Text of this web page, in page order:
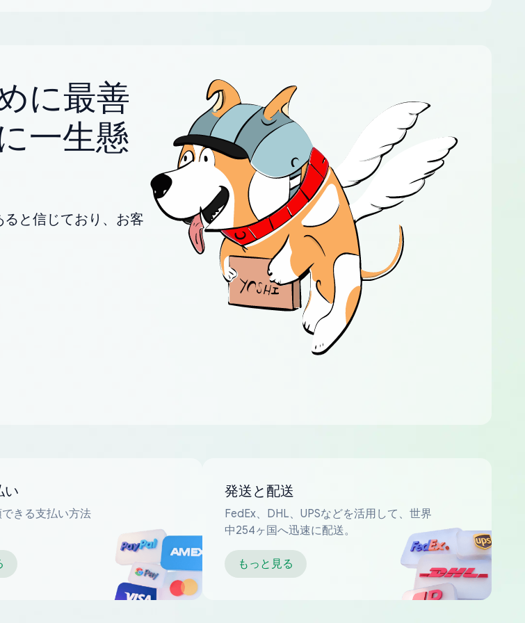
に最善
一生懸
と信じており、お客
い
きる支払い方法
発送と配送
FedEx、DHL、UPSなどを活用して、世界
中254ヶ国へ迅速に配送。
もっと見る